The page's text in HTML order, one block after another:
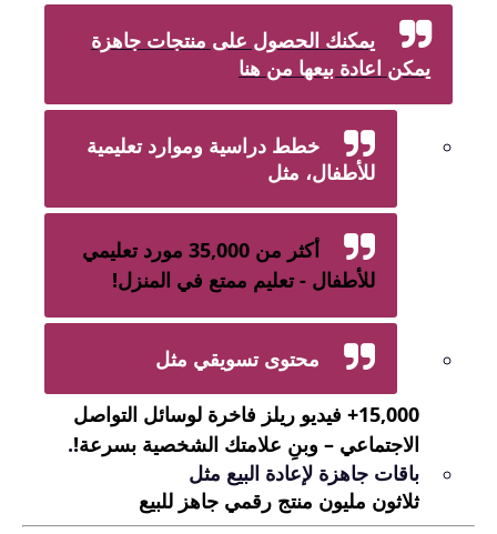
يمكنك الحصول على منتجات جاهزة
يمكن اعادة بيعها من هنا
خطط دراسية وموارد تعليمية
للأطفال، مثل
أكثر من 35,000 مورد تعليمي
للأطفال - تعليم ممتع في المنزل!
محتوى تسويقي مثل
15,000+ فيديو ريلز فاخرة لوسائل التواصل
الاجتماعي – وبنِ علامتك الشخصية بسرعة!.
باقات جاهزة لإعادة البيع مثل
ثلاثون مليون منتج رقمي جاهز للبيع